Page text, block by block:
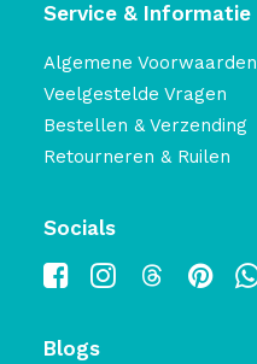
Service & Informatie
Algemene Voorwaarden
Veelgestelde Vragen
Bestellen & Verzending
Retourneren & Ruilen
Socials
Blogs